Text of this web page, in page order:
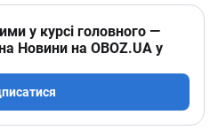
у курсі головного —
Новини на OBOZ.UA у